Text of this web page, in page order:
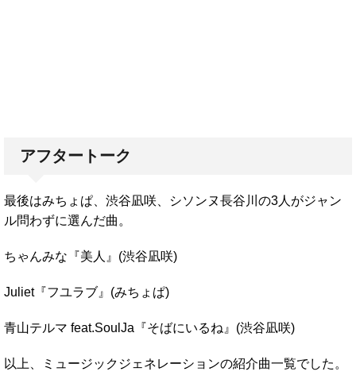
アフタートーク
最後はみちょぱ、渋谷凪咲、シソンヌ長谷川の3人がジャン
ル問わずに選んだ曲。
ちゃんみな『美人』(渋谷凪咲)
Juliet『フユラブ』(みちょぱ)
青山テルマ feat.SoulJa『そばにいるね』(渋谷凪咲)
以上、ミュージックジェネレーションの紹介曲一覧でした。